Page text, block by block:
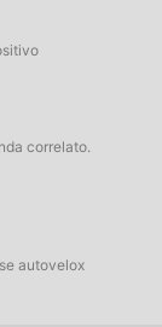
correlato.
autovelox